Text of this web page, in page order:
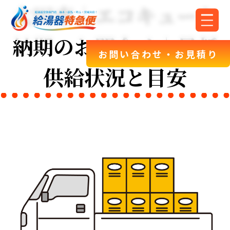
お問い合わせ・お見積り
太田市｜エコキュート
納期のお問合せ｜最新
供給状況と目安